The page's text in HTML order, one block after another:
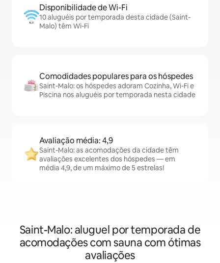
Disponibilidade de Wi-Fi
10 aluguéis por temporada desta cidade (Saint-
Malo) têm Wi-Fi
Comodidades populares para os hóspedes
Saint-Malo: os hóspedes adoram Cozinha, Wi-Fi e
Piscina nos aluguéis por temporada nesta cidade
Avaliação média: 4,9
Saint-Malo: as acomodações da cidade têm
avaliações excelentes dos hóspedes — em
média 4,9, de um máximo de 5 estrelas!
Saint-Malo: aluguel por temporada de
acomodações com sauna com ótimas
avaliações